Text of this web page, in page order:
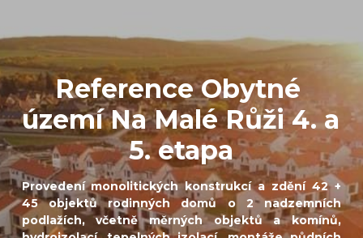
Reference Obytné
území Na Malé Růži 4. a
5. etapa
Provedení monolitických konstrukcí a zdění 42 +
45 objektů rodinných domů o 2 nadzemních
podlažích, včetně měrných objektů a komínů,